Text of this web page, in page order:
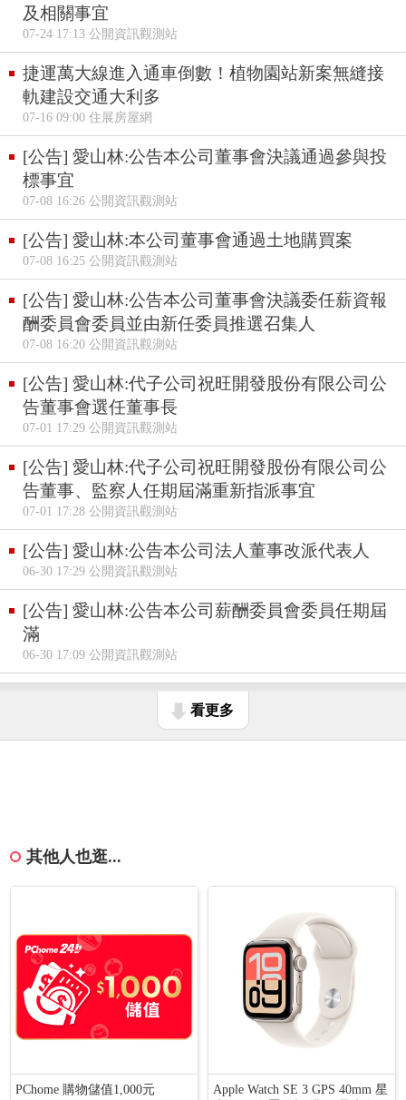
及相關事宜
07-24 17:13 公開資訊觀測站
捷運萬大線進入通車倒數！植物園站新案無縫接
軌建設交通大利多
07-16 09:00 住展房屋網
[公告] 愛山林:公告本公司董事會決議通過參與投
標事宜
07-08 16:26 公開資訊觀測站
[公告] 愛山林:本公司董事會通過土地購買案
07-08 16:25 公開資訊觀測站
[公告] 愛山林:公告本公司董事會決議委任薪資報
酬委員會委員並由新任委員推選召集人
07-08 16:20 公開資訊觀測站
[公告] 愛山林:代子公司祝旺開發股份有限公司公
告董事會選任董事長
07-01 17:29 公開資訊觀測站
[公告] 愛山林:代子公司祝旺開發股份有限公司公
告董事、監察人任期屆滿重新指派事宜
07-01 17:28 公開資訊觀測站
[公告] 愛山林:公告本公司法人董事改派代表人
06-30 17:29 公開資訊觀測站
[公告] 愛山林:公告本公司薪酬委員會委員任期屆
滿
06-30 17:09 公開資訊觀測站
看更多
其他人也逛...
PChome 購物儲值1,000元
Apple Watch SE 3 GPS 40mm 星